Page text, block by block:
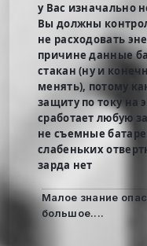
у Вас изначально
Вы должны
не расходовать
причине данные
стакан (ну и
менять), потому
защиту по току на
сработает любую
не съемные
слабеньких
зарда нет
Малое знание
большое....